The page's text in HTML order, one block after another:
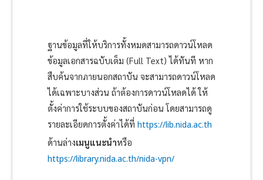
ฐานข้อมูลที่ให้บริการทั้งหมดสามารถดาวน์โหลด
ข้อมูลเอกสารฉบับเต็ม (Full Text) ได้ทันที หาก
สืบค้นจากภายนอกสถาบัน จะสามารถดาวน์โหลด
ได้เฉพาะบางส่วน ถ้าต้องการดาวน์โหลดได้ ให้
ตั้งค่าการใช้ระบบของสถาบันก่อน โดยสามารถดู
รายละเอียดการตั้งค่าได้ที่ https://lib.nida.ac.th
ด้านล่างเมนูแนะนำหรือ
https://library.nida.ac.th/nida-vpn/